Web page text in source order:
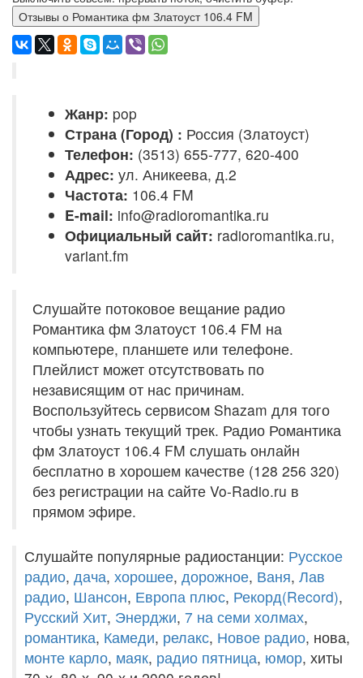
Отзывы о Романтика фм Златоуст 106.4 FM
Жанр: pop
Страна (Город) : Россия (Златоуст)
Телефон: (3513) 655-777, 620-400
Адрес: ул. Аникеева, д.2
Частота: 106.4 FM
E-mail: info@radioromantika.ru
Официальный сайт: radioromantika.ru,
variant.fm
Слушайте потоковое вещание радио
Романтика фм Златоуст 106.4 FM на
компьютере, планшете или телефоне.
Плейлист может отсутствовать по
независящим от нас причинам.
Воспользуйтесь сервисом Shazam для того
чтобы узнать текущий трек. Радио Романтика
фм Златоуст 106.4 FM слушать онлайн
бесплатно в хорошем качестве (128 256 320)
без регистрации на сайте Vo-Radio.ru в
прямом эфире.
Слушайте популярные радиостанции: Русское
радио, дача, хорошее, дорожное, Ваня, Лав
радио, Шансон, Европа плюс, Рекорд(Record),
Русский Хит, Энерджи, 7 на семи холмах,
романтика, Камеди, релакс, Новое радио, нова,
монте карло, маяк, радио пятница, юмор, хиты